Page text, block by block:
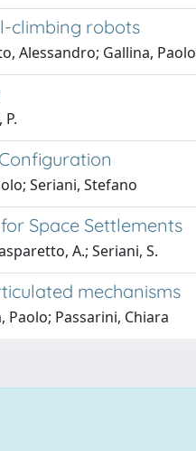
climbing robots
Alessandro; Gallina, Paolo
Seriani, Stefano
Space Settlements
A.; Seriani, S.
mechanisms
Paolo; Passarini, Chiara